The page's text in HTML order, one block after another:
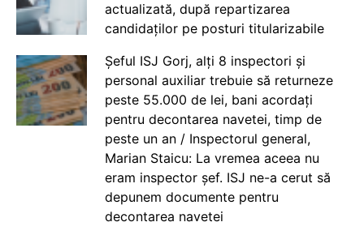
actualizată, după repartizarea
candidaților pe posturi titularizabile
Șeful ISJ Gorj, alți 8 inspectori și
personal auxiliar trebuie să returneze
peste 55.000 de lei, bani acordați
pentru decontarea navetei, timp de
peste un an / Inspectorul general,
Marian Staicu: La vremea aceea nu
eram inspector șef. ISJ ne-a cerut să
depunem documente pentru
decontarea navetei